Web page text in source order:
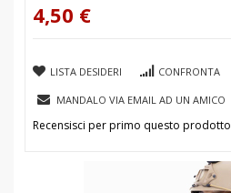
4,50 €
LISTA DESIDERI CONFRONTA
MANDALO VIA EMAIL AD UN AMICO
Recensisci per primo questo prodotto